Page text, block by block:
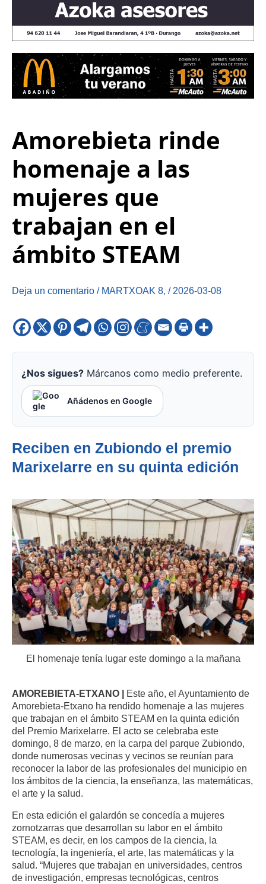
Amorebieta rinde
homenaje a las
mujeres que
trabajan en el
ámbito STEAM
Deja un comentario / MARTXOAK 8, / 2026-03-08
¿Nos sigues? Márcanos como medio preferente.
Añádenos en Google
Reciben en Zubiondo el premio
Marixelarre en su quinta edición
El homenaje tenía lugar este domingo a la mañana
AMOREBIETA-ETXANO | Este año, el Ayuntamiento de
Amorebieta-Etxano ha rendido homenaje a las mujeres
que trabajan en el ámbito STEAM en la quinta edición
del Premio Marixelarre. El acto se celebraba este
domingo, 8 de marzo, en la carpa del parque Zubiondo,
donde numerosas vecinas y vecinos se reunían para
reconocer la labor de las profesionales del municipio en
los ámbitos de la ciencia, la enseñanza, las matemáticas,
el arte y la salud.
En esta edición el galardón se concedía a mujeres
zornotzarras que desarrollan su labor en el ámbito
STEAM, es decir, en los campos de la ciencia, la
tecnología, la ingeniería, el arte, las matemáticas y la
salud. “Mujeres que trabajan en universidades, centros
de investigación, empresas tecnológicas, centros